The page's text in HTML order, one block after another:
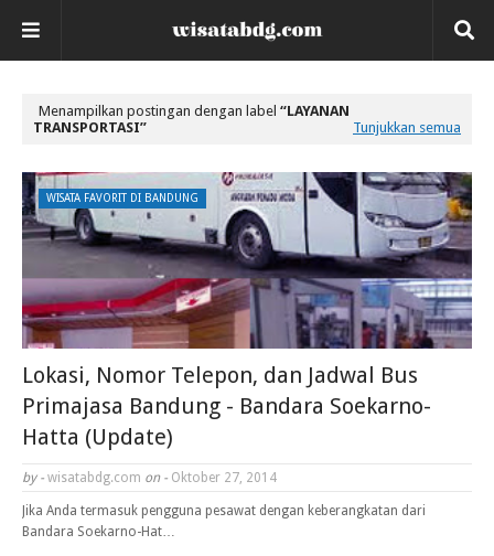
Menampilkan postingan dengan label
LAYANAN
TRANSPORTASI
Tunjukkan semua
WISATA FAVORIT DI BANDUNG
Lokasi, Nomor Telepon, dan Jadwal Bus
Primajasa Bandung - Bandara Soekarno-
Hatta (Update)
by - wisatabdg.com on - Oktober 27, 2014
Jika Anda termasuk pengguna pesawat dengan keberangkatan dari
Bandara Soekarno-Hat…